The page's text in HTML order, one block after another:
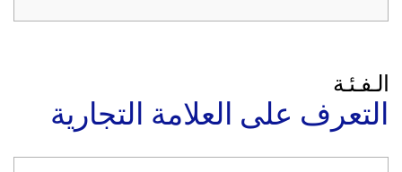
الـفـئـة
التعرف على العلامة التجارية